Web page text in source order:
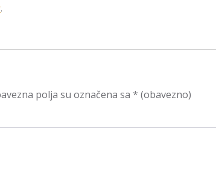
.
polja su označena sa * (obavezno)